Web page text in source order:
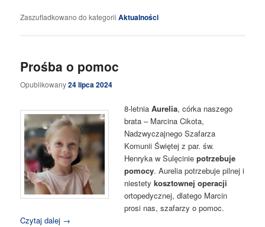
Zaszufladkowano do kategorii Aktualności
Prośba o pomoc
Opublikowany24 lipca 2024
8-letniaAurelia, córka naszego
brata – Marcina Cikota,
Nadzwyczajnego Szafarza
Komunii Świętej z par. św.
Henryka w Sulęciniepotrzebuje
pomocy. Aurelia potrzebuje pilnej i
niestetykosztownej operacji
ortopedycznej, dlatego Marcin
prosi nas, szafarzy o pomoc.
Czytaj dalej →